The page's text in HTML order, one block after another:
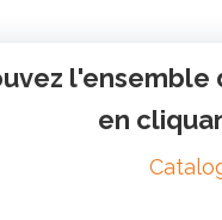
en